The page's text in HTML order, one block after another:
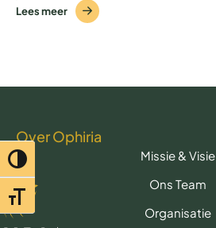
Toggle hoog contrast
Toggle lettertypegrootte
Lees meer
Over Ophiria
Missie & Visie
Ons Team
Organisatie